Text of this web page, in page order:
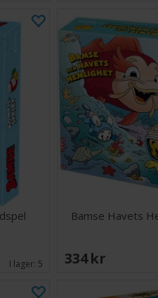
I lager: 5
Bamse Havets
334 SEK